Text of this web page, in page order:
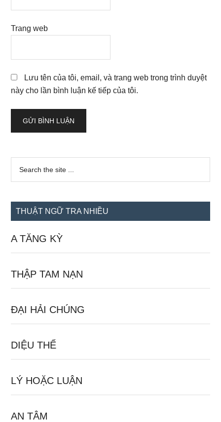
Trang web
Lưu tên của tôi, email, và trang web trong trình duyệt
này cho lần bình luận kế tiếp của tôi.
Sidebar
chính
...
THUẬT NGỮ TRA NHIỀU
A TĂNG KỲ
THẬP TAM NẠN
ĐẠI HẢI CHÚNG
DIỆU THỂ
LÝ HOẶC LUẬN
AN TÂM